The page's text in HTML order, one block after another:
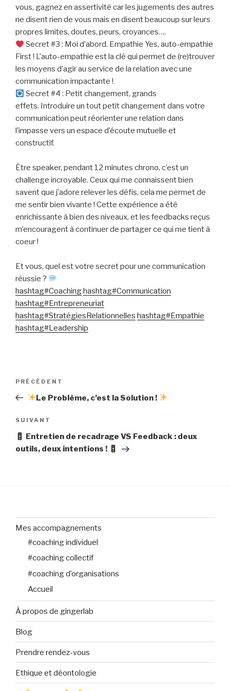
vous, gagnez en assertivité car les jugements des autres
ne disent rien de vous mais en disent beaucoup sur leurs
propres limites, doutes, peurs, croyances….
Secret #3 : Moi d’abord. Empathie Yes, auto-empathie
First ! L’auto-empathie est la clé qui permet de (re)trouver
les moyens d’agir au service de la relation avec une
communication impactante !
Secret #4 : Petit changement, grands
effets. Introduire un tout petit changement dans votre
communication peut réorienter une relation dans
l’impasse vers un espace d’écoute mutuelle et
constructif.
Être speaker, pendant 12 minutes chrono, c’est un
challenge incroyable. Ceux qui me connaissent bien
savent que j’adore relever les défis, cela me permet de
me sentir bien vivante ! Cette expérience a été
enrichissante à bien des niveaux, et les feedbacks reçus
m’encouragent à continuer de partager ce qui me tient à
coeur !
Et vous, quel est votre secret pour une communication
réussie ?
hashtag#Coachinghashtag#Communication
hashtag#Entrepreneuriat
hashtag#StratégiesRelationnelles hashtag#Empathie
hashtag#Leadership
Navigation
l’article
Article
précédent
PRÉCÉDENT
Le Problème, c’est la Solution !
Article
suivant
SUIVANT
Entretien de recadrage VS Feedback : deux
outils, deux intentions !
Mes accompagnements
#coaching individuel
#coaching collectif
#coaching d’organisations
Accueil
À propos de gingerlab
Blog
Prendre rendez-vous
Ethique et déontologie